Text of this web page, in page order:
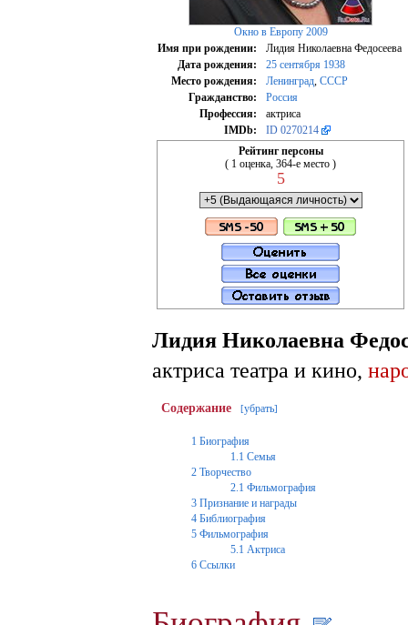
Окно в Европу 2009
Имя при рождении:
Лидия Николаевна Федосеева
Дата рождения:
25 сентября 1938
Место рождения:
Ленинград СССР
Гражданство:
Россия
Профессия:
актриса
IMDb:
ID 0270214
Рейтинг персоны
( 1 оценка, 364-е место )
5
Лидия Николаевна
актриса театра и кино,
Содержание [убрать]
1 Биография
1.1 Семья
2 Творчество
2.1 Фильмография
3 Признание и награды
4 Библиография
5 Фильмография
5.1 Актриса
6 Ссылки